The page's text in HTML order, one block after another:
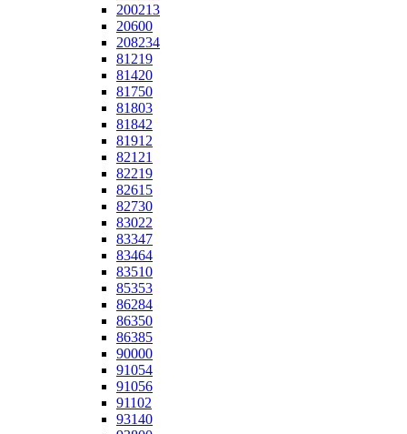
200213
20600
208234
81219
81420
81750
81803
81842
81912
82121
82219
82615
82730
83022
83347
83464
83510
85353
86284
86350
86385
90000
91054
91056
91102
93140